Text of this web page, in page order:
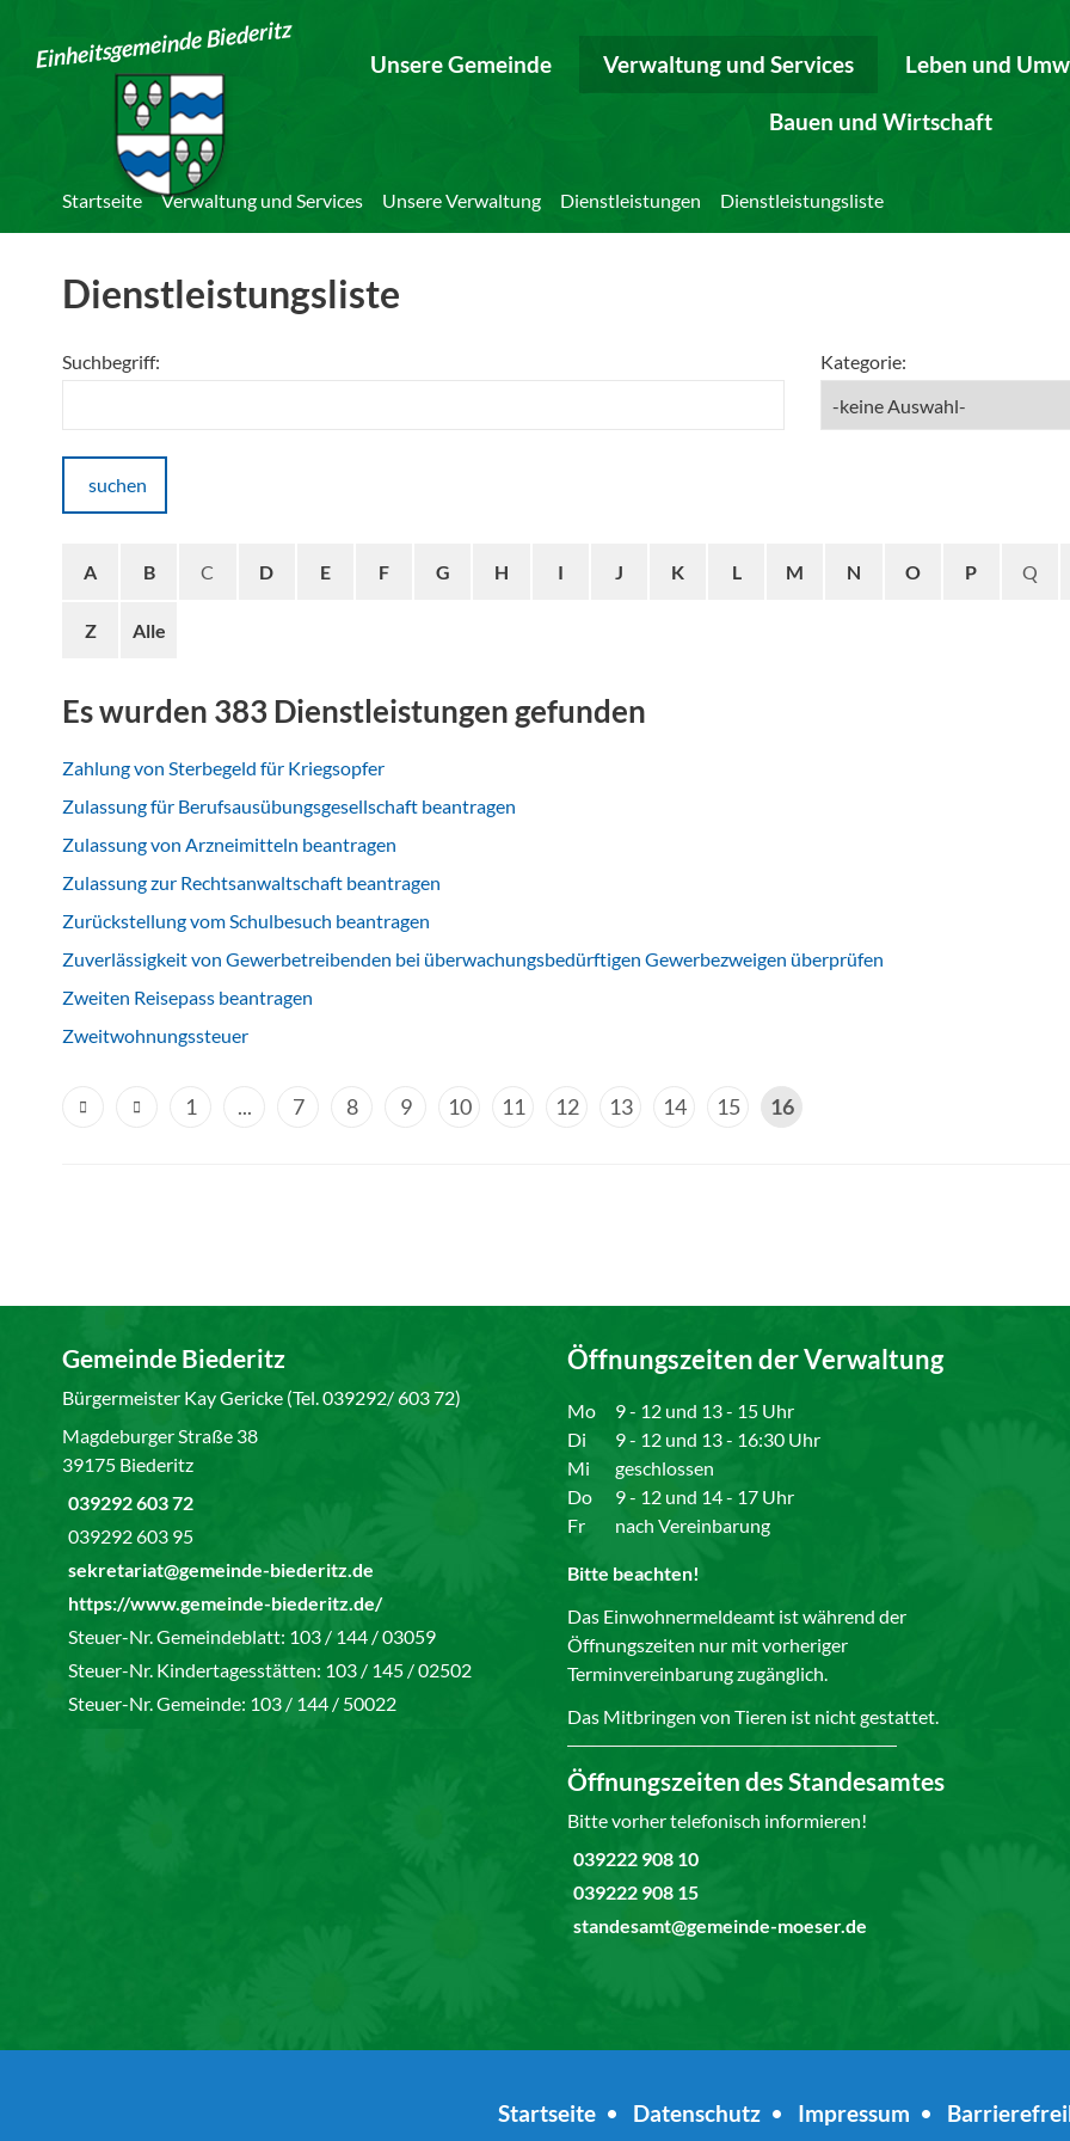
Einheitsgemeinde Biederitz Unsere Gemeinde Verwaltung und Services Leben und
Bauen und Wirtschaft
Startseite Verwaltung und Services Unsere Verwaltung Dienstleistungen Dienstleistungsliste
Dienstleistungsliste
Suchbegriff: Kategorie:
suchen
A B C D E F G H I J K L M N O P Q
Z Alle
Es wurden 383 Dienstleistungen gefunden
Zahlung von Sterbegeld für Kriegsopfer
Zulassung für Berufsausübungsgesellschaft beantragen
Zulassung von Arzneimitteln beantragen
Zulassung zur Rechtsanwaltschaft beantragen
Zurückstellung vom Schulbesuch beantragen
Zuverlässigkeit von Gewerbetreibenden bei überwachungsbedürftigen Gewerbezweigen überprüfen
Zweiten Reisepass beantragen
Zweitwohnungssteuer
1 ... 7 8 9 10 11 12 13 14 15 16
Gemeinde Biederitz
Bürgermeister Kay Gericke (Tel. 039292/ 603 72)
Magdeburger Straße 38
39175 Biederitz
039292 603 72
039292 603 95
sekretariat@gemeinde-biederitz.de
https://www.gemeinde-biederitz.de/
Steuer-Nr. Gemeindeblatt: 103 / 144 / 03059
Steuer-Nr. Kindertagesstätten: 103 / 145 / 02502
Steuer-Nr. Gemeinde: 103 / 144 / 50022
Öffnungszeiten der Verwaltung
Mo
9 - 12 und 13 - 15 Uhr
Di
9 - 12 und 13 - 16:30 Uhr
Mi
geschlossen
Do
9 - 12 und 14 - 17 Uhr
Fr
nach Vereinbarung
Bitte beachten!
Das Einwohnermeldeamt ist während der
Öffnungszeiten nur mit vorheriger
Terminvereinbarung zugänglich.
Das Mitbringen von Tieren ist nicht gestattet.
Öffnungszeiten des Standesamtes
Bitte vorher telefonisch informieren!
039222 908 10
039222 908 15
standesamt@gemeinde-moeser.de
Startseite • Datenschutz • Impressum •